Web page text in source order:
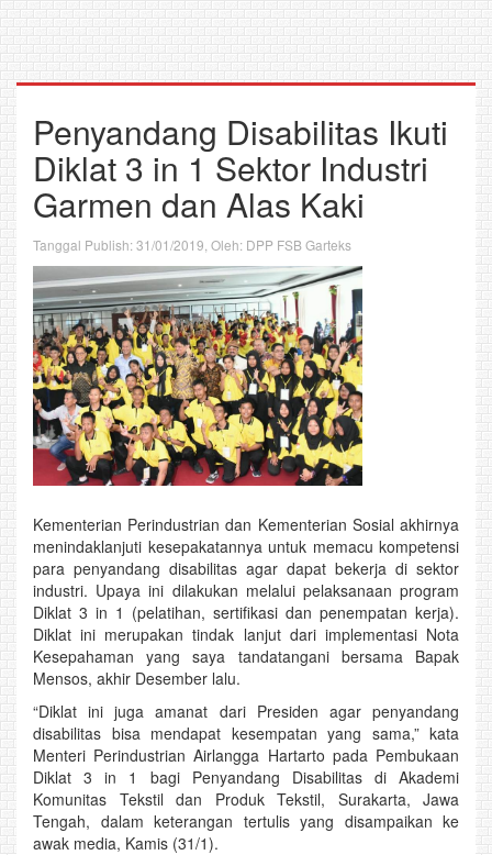
Penyandang Disabilitas Ikuti
Diklat 3 in 1 Sektor Industri
Garmen dan Alas Kaki
Tanggal Publish: 31/01/2019, Oleh: DPP FSB Garteks
Kementerian Perindustrian dan Kementerian Sosial akhirnya
menindaklanjuti kesepakatannya untuk memacu kompetensi
para penyandang disabilitas agar dapat bekerja di sektor
industri. Upaya ini dilakukan melalui pelaksanaan program
Diklat 3 in 1 (pelatihan, sertifikasi dan penempatan kerja).
Diklat ini merupakan tindak lanjut dari implementasi Nota
Kesepahaman yang saya tandatangani bersama Bapak
Mensos, akhir Desember lalu.
“Diklat ini juga amanat dari Presiden agar penyandang
disabilitas bisa mendapat kesempatan yang sama,” kata
Menteri Perindustrian Airlangga Hartarto pada Pembukaan
Diklat 3 in 1 bagi Penyandang Disabilitas di Akademi
Komunitas Tekstil dan Produk Tekstil, Surakarta, Jawa
Tengah, dalam keterangan tertulis yang disampaikan ke
awak media, Kamis (31/1).